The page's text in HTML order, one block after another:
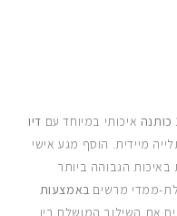
איכותי במיוחד עם דיו
מיידית. הוסף מגע אישי
הגבוהה ביותר
ממדי מרשים באמצעות
את השילוב המושלם בין